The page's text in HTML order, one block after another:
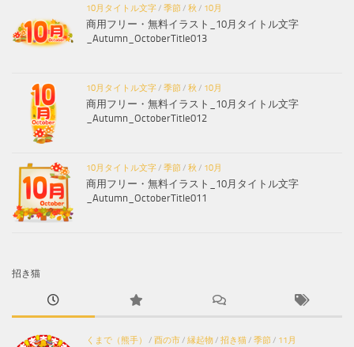
10月タイトル文字/ 季節/ 秋 / 10月
商用フリー・無料イラスト_10月タイトル文字
_Autumn_OctoberTitle013
10月タイトル文字/ 季節/ 秋 / 10月
商用フリー・無料イラスト_10月タイトル文字
_Autumn_OctoberTitle012
10月タイトル文字/ 季節/ 秋 / 10月
商用フリー・無料イラスト_10月タイトル文字
_Autumn_OctoberTitle011
招き猫
くまで（熊手） / 酉の市/ 縁起物/ 招き猫/ 季節/ 11月